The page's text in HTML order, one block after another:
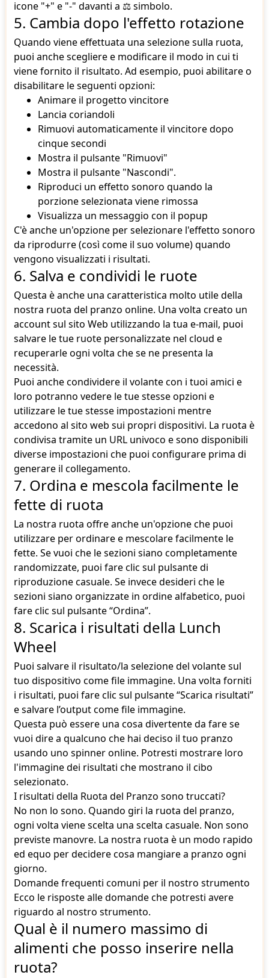
icone "+" e "-" davanti a ⚖ simbolo.
5. Cambia dopo l'effetto rotazione
Quando viene effettuata una selezione sulla ruota,
puoi anche scegliere e modificare il modo in cui ti
viene fornito il risultato. Ad esempio, puoi abilitare o
disabilitare le seguenti opzioni:
Animare il progetto vincitore
Lancia coriandoli
Rimuovi automaticamente il vincitore dopo
cinque secondi
Mostra il pulsante "Rimuovi"
Mostra il pulsante "Nascondi".
Riproduci un effetto sonoro quando la
porzione selezionata viene rimossa
Visualizza un messaggio con il popup
C'è anche un'opzione per selezionare l'effetto sonoro
da riprodurre (così come il suo volume) quando
vengono visualizzati i risultati.
6. Salva e condividi le ruote
Questa è anche una caratteristica molto utile della
nostra ruota del pranzo online. Una volta creato un
account sul sito Web utilizzando la tua e-mail, puoi
salvare le tue ruote personalizzate nel cloud e
recuperarle ogni volta che se ne presenta la
necessità.
Puoi anche condividere il volante con i tuoi amici e
loro potranno vedere le tue stesse opzioni e
utilizzare le tue stesse impostazioni mentre
accedono al sito web sui propri dispositivi. La ruota è
condivisa tramite un URL univoco e sono disponibili
diverse impostazioni che puoi configurare prima di
generare il collegamento.
7. Ordina e mescola facilmente le
fette di ruota
La nostra ruota offre anche un'opzione che puoi
utilizzare per ordinare e mescolare facilmente le
fette. Se vuoi che le sezioni siano completamente
randomizzate, puoi fare clic sul pulsante di
riproduzione casuale. Se invece desideri che le
sezioni siano organizzate in ordine alfabetico, puoi
fare clic sul pulsante “Ordina”.
8. Scarica i risultati della Lunch
Wheel
Puoi salvare il risultato/la selezione del volante sul
tuo dispositivo come file immagine. Una volta forniti
i risultati, puoi fare clic sul pulsante “Scarica risultati”
e salvare l’output come file immagine.
Questa può essere una cosa divertente da fare se
vuoi dire a qualcuno che hai deciso il tuo pranzo
usando uno spinner online. Potresti mostrare loro
l'immagine dei risultati che mostrano il cibo
selezionato.
I risultati della Ruota del Pranzo sono truccati?
No non lo sono. Quando giri la ruota del pranzo,
ogni volta viene scelta una scelta casuale. Non sono
previste manovre. La nostra ruota è un modo rapido
ed equo per decidere cosa mangiare a pranzo ogni
giorno.
Domande frequenti comuni per il nostro strumento
Ecco le risposte alle domande che potresti avere
riguardo al nostro strumento.
Qual è il numero massimo di
alimenti che posso inserire nella
ruota?